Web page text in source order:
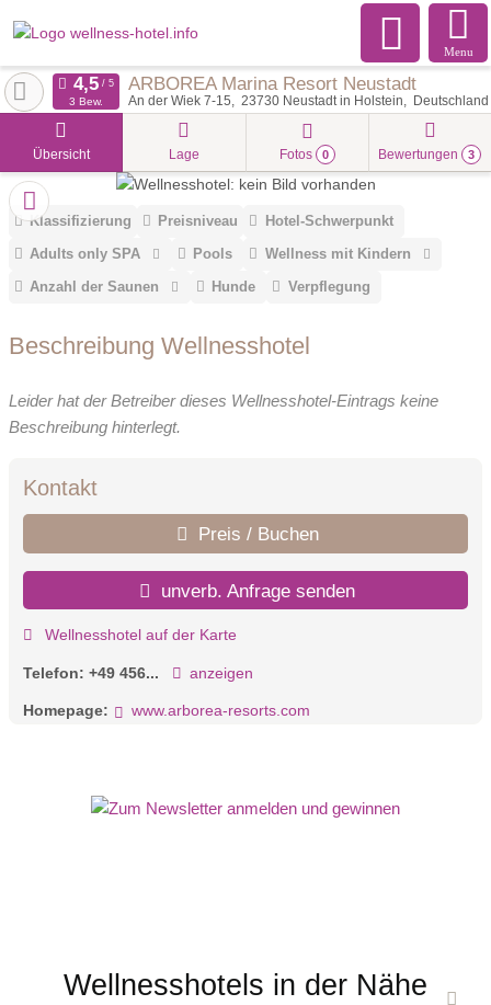
Menu
ARBOREA Marina Resort Neustadt
An der Wiek 7-15 23730 Neustadt in Holstein Deutschland
3 Bew.
Übersicht Lage Fotos 0 Bewertungen 3
Klassifizierung Preisniveau
Hotel-Schwerpunkt
Adults only SPA
Pools
Wellness mit Kindern
Anzahl der Saunen
Hunde Verpflegung
Beschreibung Wellnesshotel
Leider hat der Betreiber dieses Wellnesshotel-Eintrags keine
Beschreibung hinterlegt.
Kontakt
Preis / Buchen
unverb. Anfrage senden
Wellnesshotel auf der Karte
Telefon: +49 456... anzeigen
Homepage: www.arborea-resorts.com
Wellnesshotels in der Nähe